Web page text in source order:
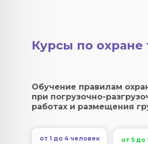
Курсы по охране
Обучение правилам
при погрузочно-
работах и размещения
от 1 до 4 человек
от 5 до